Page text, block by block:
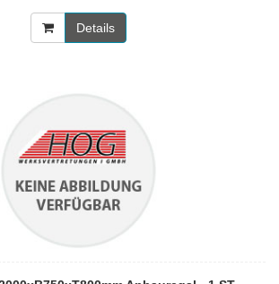
Details